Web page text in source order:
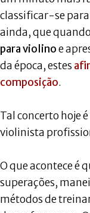
classificar-se
ainda, que
para violinoe
da época, estes
composição.
Tal concerto hoje
violinista
O que acontece é
superações,
métodos de